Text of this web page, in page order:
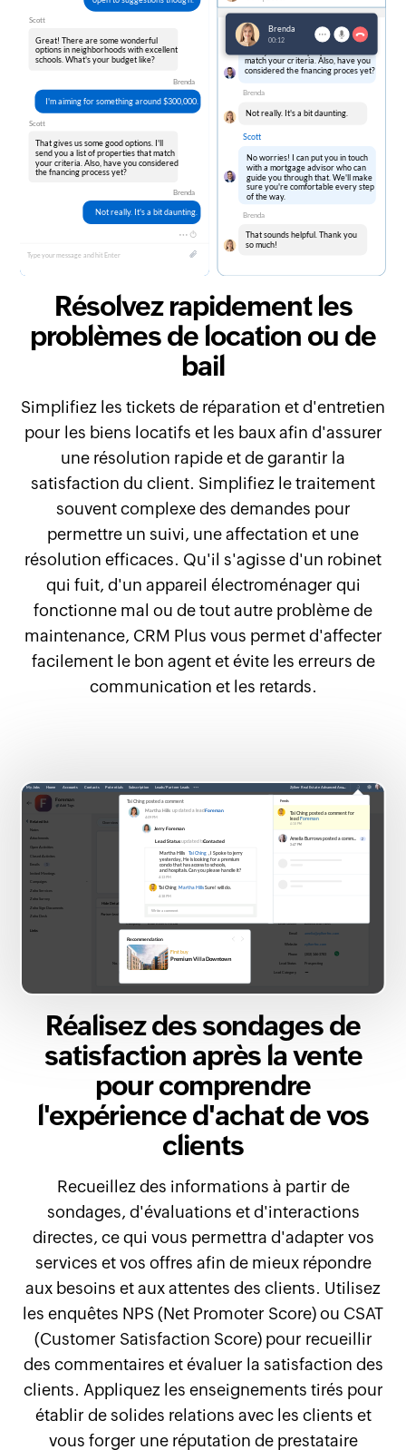
Résolvez rapidement les
problèmes de location ou de
bail
Simplifiez les tickets de réparation et d'entretien
pour les biens locatifs et les baux afin d'assurer
une résolution rapide et de garantir la
satisfaction du client. Simplifiez le traitement
souvent complexe des demandes pour
permettre un suivi, une affectation et une
résolution efficaces. Qu'il s'agisse d'un robinet
qui fuit, d'un appareil électroménager qui
fonctionne mal ou de tout autre problème de
maintenance, CRM Plus vous permet d'affecter
facilement le bon agent et évite les erreurs de
communication et les retards.
Réalisez des sondages de
satisfaction après la vente
pour comprendre
l'expérience d'achat de vos
clients
Recueillez des informations à partir de
sondages, d'évaluations et d'interactions
directes, ce qui vous permettra d'adapter vos
services et vos offres afin de mieux répondre
aux besoins et aux attentes des clients. Utilisez
les enquêtes NPS (Net Promoter Score) ou CSAT
(Customer Satisfaction Score) pour recueillir
des commentaires et évaluer la satisfaction des
clients. Appliquez les enseignements tirés pour
établir de solides relations avec les clients et
vous forger une réputation de prestataire